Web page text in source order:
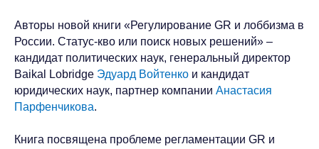
Авторы новой книги «Регулирование GR и лоббизма в
России. Статус-кво или поиск новых решений» –
кандидат политических наук, генеральный директор
Baikal Lobridge Эдуард Войтенко и кандидат
юридических наук, партнер компании Анастасия
Парфенчикова.
Книга посвящена проблеме регламентации GR и